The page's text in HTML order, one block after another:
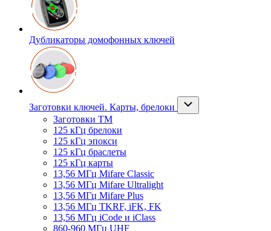
Дубликаторы домофонных ключей
Заготовки ключей. Карты, брелоки
Заготовки ТМ
125 кГц брелоки
125 кГц эпокси
125 кГц браслеты
125 кГц карты
13,56 МГц Mifare Classic
13,56 МГц Mifare Ultralight
13,56 МГц Mifare Plus
13,56 МГц TKRF, iFK, FK
13,56 МГц iCode и iClass
860-960 МГц UHF